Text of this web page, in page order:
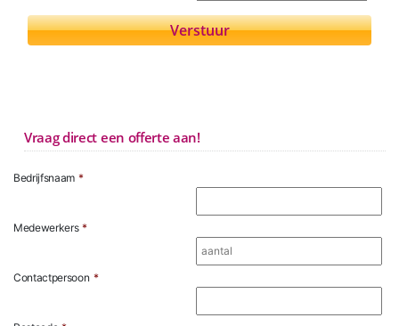
Vraag direct een offerte aan!
Bedrijfsnaam *
Medewerkers *
Contactpersoon *